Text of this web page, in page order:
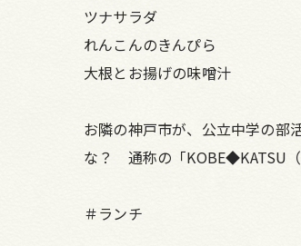
ツナサラダ
れんこんのきんぴら
大根とお揚げの味噌汁
お隣の神戸市が、公立中学の部
な？ 通称の「KOBE◆KATSU（
＃ランチ